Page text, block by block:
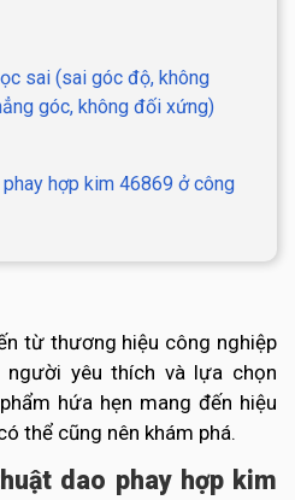
sai (sai góc độ, không
góc, không đối xứng)
hợp kim 46869 ở công
từ thương hiệu công nghiệp
yêu thích và lựa chọn
hứa hẹn mang đến hiệu
thể cũng nên khám phá.
dao phay hợp kim